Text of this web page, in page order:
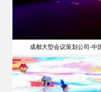
成都大型会议策划公司-中